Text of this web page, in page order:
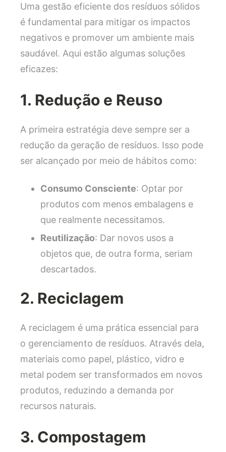
Uma gestão eficiente dos resíduos sólidos
é fundamental para mitigar os impactos
negativos e promover um ambiente mais
saudável. Aqui estão algumas soluções
eficazes:
1. Redução e Reuso
A primeira estratégia deve sempre ser a
redução da geração de resíduos. Isso pode
ser alcançado por meio de hábitos como:
Consumo Consciente: Optar por
produtos com menos embalagens e
que realmente necessitamos.
Reutilização: Dar novos usos a
objetos que, de outra forma, seriam
descartados.
2. Reciclagem
A reciclagem é uma prática essencial para
o gerenciamento de resíduos. Através dela,
materiais como papel, plástico, vidro e
metal podem ser transformados em novos
produtos, reduzindo a demanda por
recursos naturais.
3. Compostagem